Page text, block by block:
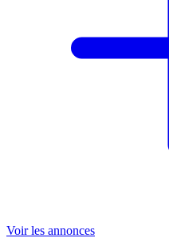
Voir les annonces